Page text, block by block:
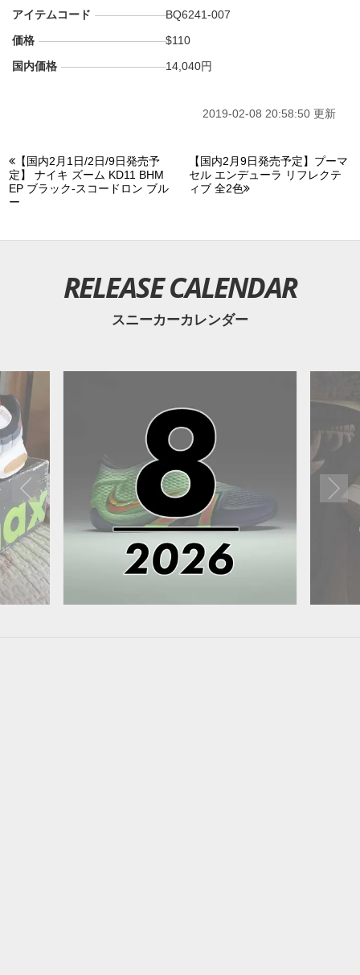
アイテムコード
BQ6241-007
価格
$110
国内価格
14,040円
2019-02-08 20:58:50 更新
【国内2月1日/2日/9日発売予
定】 ナイキ ズーム KD11 BHM
EP ブラック-スコードロン ブル
ー
【国内2月9日発売予定】プーマ
セル エンデューラ リフレクテ
ィブ 全2色
RELEASE CALENDAR
スニーカーカレンダー